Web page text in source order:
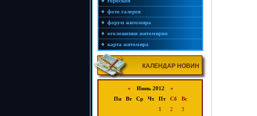
фото галерея
форум житомира
оголошення житомирян
карта житомира
КАЛЕНДАР НОВИН
« Июнь 2012 »
Пн
Вт Ср Чт Пт Сб
Вс
1
2
3